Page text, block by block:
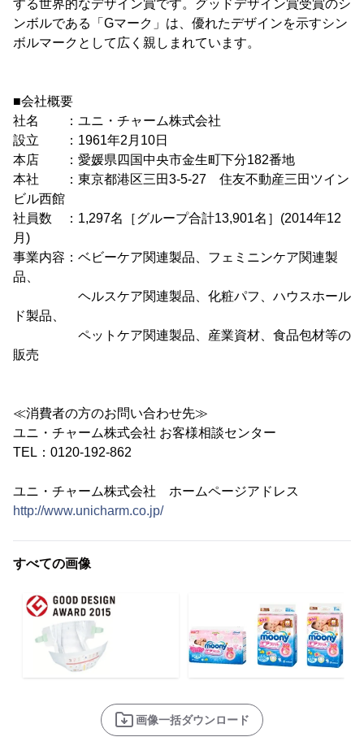
する世界的なデザイン賞です。グッドデザイン賞受賞のシ
ンボルである「Gマーク」は、優れたデザインを示すシン
ボルマークとして広く親しまれています。
■会社概要
社名 ：ユニ・チャーム株式会社
設立 ：1961年2月10日
本店 ：愛媛県四国中央市金生町下分182番地
本社 ：東京都港区三田3-5-27 住友不動産三田ツイン
ビル西館
社員数 ：1,297名［グループ合計13,901名］(2014年12
月)
事業内容：ベビーケア関連製品、フェミニンケア関連製
品、
ヘルスケア関連製品、化粧パフ、ハウスホール
ド製品、
ペットケア関連製品、産業資材、食品包材等の
販売
≪消費者の方のお問い合わせ先≫
ユニ・チャーム株式会社 お客様相談センター
TEL：0120-192-862
ユニ・チャーム株式会社 ホームページアドレス
http://www.unicharm.co.jp/
すべての画像
画像一括ダウンロード